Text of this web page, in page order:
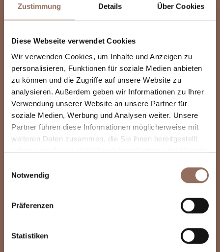
Zustimmung Details Über Cookies
Diese Webseite verwendet Cookies
Wir verwenden Cookies, um Inhalte und Anzeigen zu
personalisieren, Funktionen für soziale Medien anbieten
zu können und die Zugriffe auf unsere Website zu
analysieren. Außerdem geben wir Informationen zu Ihrer
Verwendung unserer Website an unsere Partner für
soziale Medien, Werbung und Analysen weiter. Unsere
Partner führen diese Informationen möglicherweise mit
weiteren Daten zusammen, die Sie ihnen bereitgestellt
haben oder die sie im Rahmen Ihrer Nutzung der Dienste
Notwendig
Präferenzen
Statistiken